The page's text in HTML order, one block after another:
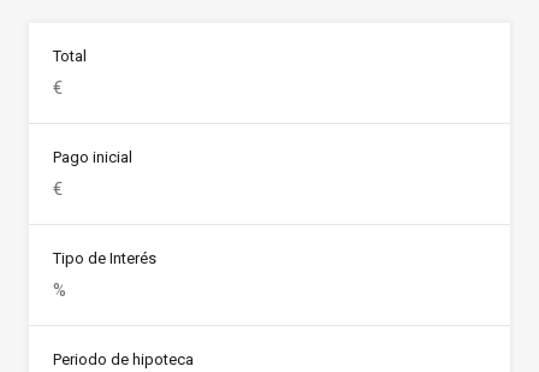
Total
Pago inicial
Tipo de Interés
Periodo de hipoteca